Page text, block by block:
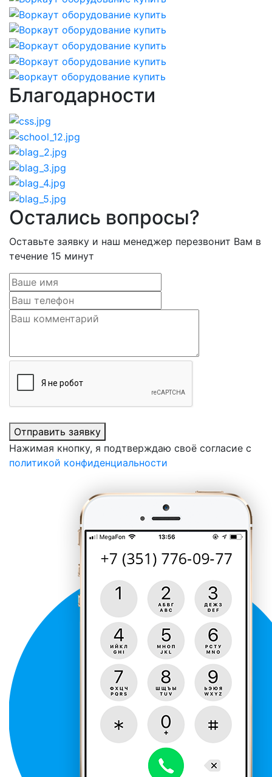
Благодарности
Остались вопросы?
Оставьте заявку и наш менеджер перезвонит Вам в
течение 15 минут
Отправить заявку
Нажимая кнопку, я подтверждаю своё согласие с
политикой конфиденциальности